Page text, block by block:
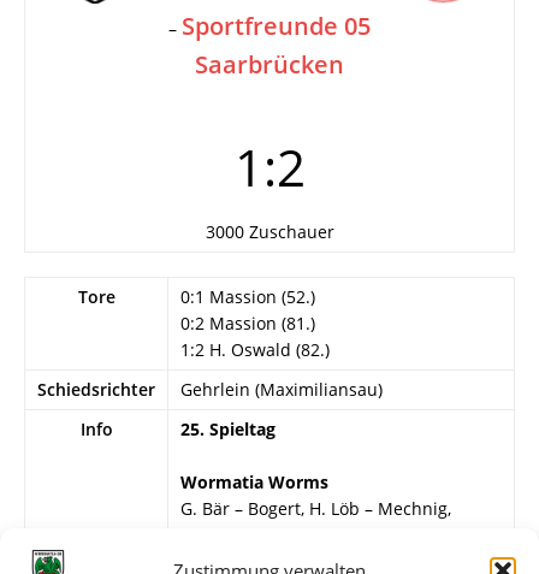
– Sportfreunde 05
Saarbrücken
1:2
3000 Zuschauer
Tore
0:1 Massion (52.)
0:2 Massion (81.)
1:2 H. Oswald (82.)
Schiedsrichter
Gehrlein (Maximiliansau)
Info
25. Spieltag
Wormatia Worms
G. Bär – Bogert, H. Löb – Mechnig,
H. Oswald, Weiß, Lenges.